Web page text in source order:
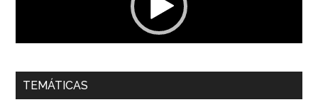
00:00 01:04
Dra. Carolina Corcho Mejía,Presidenta Corporación
TEMÁTICAS